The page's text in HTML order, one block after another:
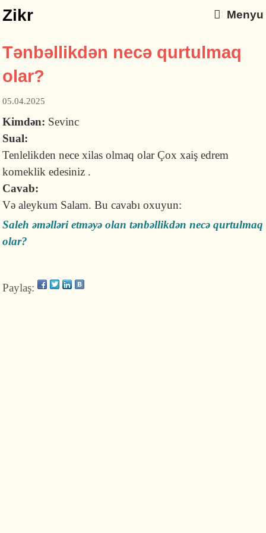
Zikr Menyu
Tənbəllikdən necə qurtulmaq
olar?
05.04.2025
Kimdən: Sevinc
Sual:
Tenlelikden nece xilas olmaq olar Çox xaiş edrem
komeklik edesiniz .
Cavab:
Və aleykum Salam. Bu cavabı oxuyun:
Saleh əməlləri etməyə olan tənbəllikdən necə qurtulmaq
olar?
Paylaş: